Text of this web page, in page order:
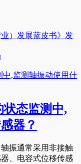
）发展蓝皮书》发
态监测中,
器？
振通常采用非接触
、电容式位移传感